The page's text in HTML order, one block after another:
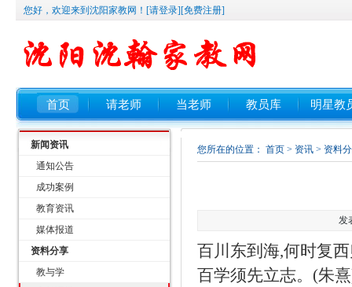
您好，欢迎来到沈阳家教网！ [请登录][免费注册]
首页 请老师 当老师 教员库 明星教
新闻资讯
通知公告
成功案例
教育资讯
媒体报道
资料分享
教与学
您所在的位置： 首页 > 资讯 > 资料
发
百川东到海,何时复
百学须先立志。 (朱熹